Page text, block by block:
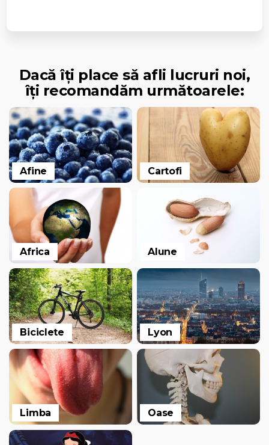
Dacă îți place să afli lucruri noi,
îți recomandăm următoarele:
Afine Cartofi
Africa Alune
Biciclete Lyon
Limba Oase